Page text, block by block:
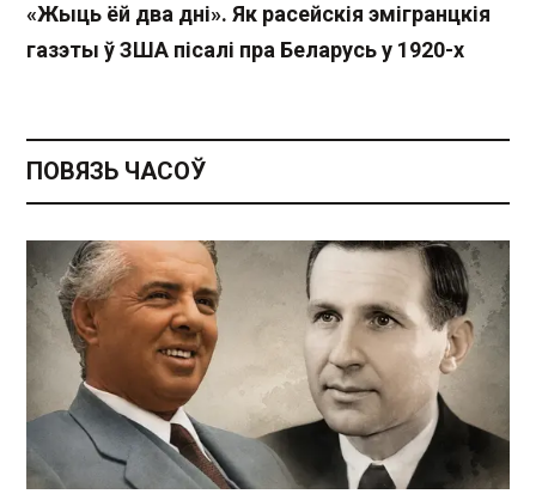
«Жыць ёй два дні». Як расейскія эмігранцкія
газэты ў ЗША пісалі пра Беларусь у 1920-х
ПОВЯЗЬ ЧАСОЎ